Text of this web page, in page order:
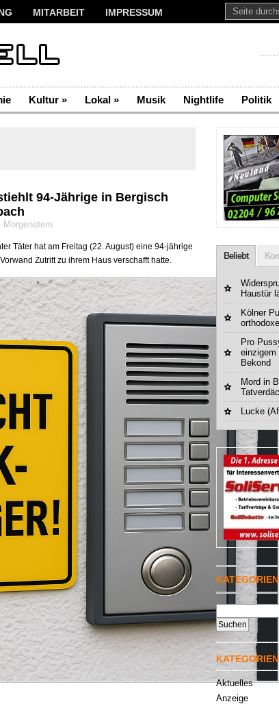
MITARBEIT IMPRESSUM
Kultur » Lokal » Musik Nightlife Politik
94-Jährige in Bergisch
Morgenstern
Täter hat am Freitag (22. August) eine 94-jährige
Zutritt zu ihrem Haus verschafft hatte.
Beliebt
Haustür
Kölner
Pro
einzigem
Bekond
Mord in
Lucke
KATEGORIEN
Suchen
nach:
KATEGORIEN
Aktuelles
Anzeige